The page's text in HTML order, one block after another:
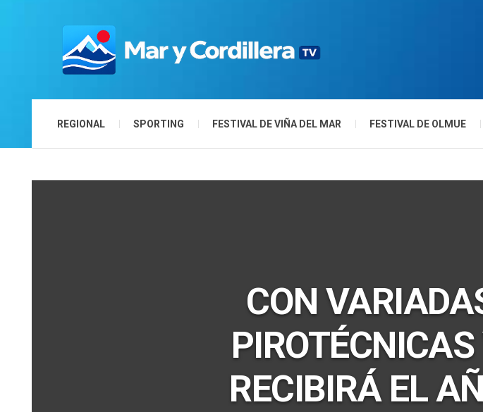
REGIONAL SPORTING FESTIVAL DE VIÑA DEL MAR FESTIVAL DE OLMUE
CON
RECIBIRÁ EL